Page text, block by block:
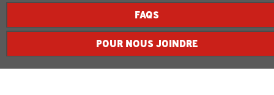
FAQS
POUR NOUS JOINDRE